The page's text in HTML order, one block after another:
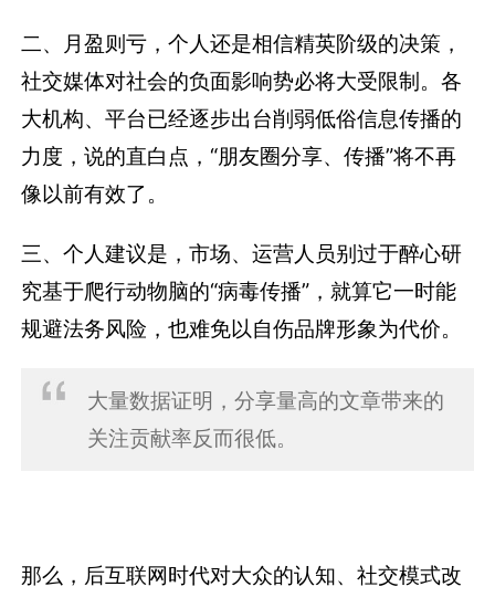
二、月盈则亏，个人还是相信精英阶级的决策，
社交媒体对社会的负面影响势必将大受限制。各
大机构、平台已经逐步出台削弱低俗信息传播的
力度，说的直白点，“朋友圈分享、传播”将不再
像以前有效了。
三、个人建议是，市场、运营人员别过于醉心研
究基于爬行动物脑的“病毒传播”，就算它一时能
规避法务风险，也难免以自伤品牌形象为代价。
大量数据证明，分享量高的文章带来的
关注贡献率反而很低。
那么，后互联网时代对大众的认知、社交模式改